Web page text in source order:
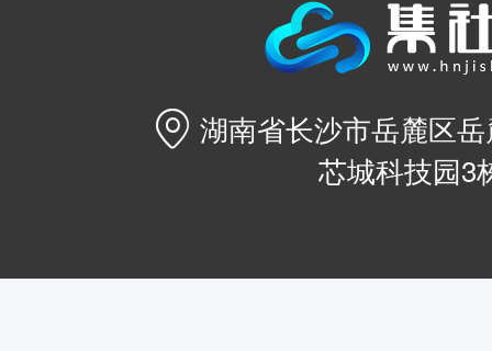
 湖南省长沙市岳麓区
芯城科技园3